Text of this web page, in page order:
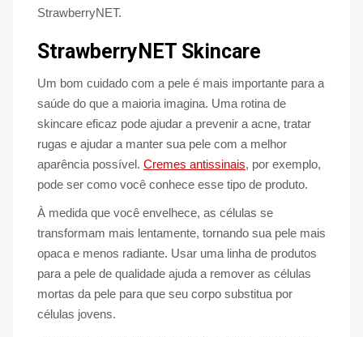
StrawberryNET.
StrawberryNET Skincare
Um bom cuidado com a pele é mais importante para a
saúde do que a maioria imagina. Uma rotina de
skincare eficaz pode ajudar a prevenir a acne, tratar
rugas e ajudar a manter sua pele com a melhor
aparência possível. Cremes antissinais, por exemplo,
pode ser como você conhece esse tipo de produto.
À medida que você envelhece, as células se
transformam mais lentamente, tornando sua pele mais
opaca e menos radiante. Usar uma linha de produtos
para a pele de qualidade ajuda a remover as células
mortas da pele para que seu corpo substitua por
células jovens.